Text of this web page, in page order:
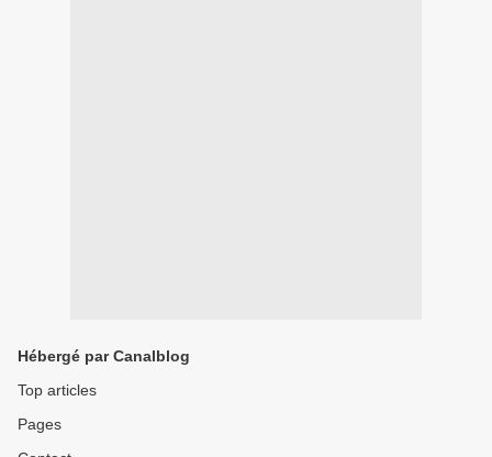
Hébergé par Canalblog
Top articles
Pages